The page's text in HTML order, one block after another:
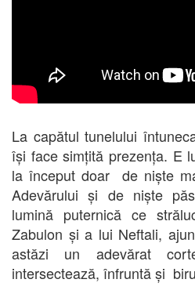
La capătul tunelului
își face simțită prezența. E
la început doar de niște
Adevărului și de niște
lumină puternică ce
Zabulon și a lui Neftali,
astăzi un adevărat
intersectează, înfruntă și